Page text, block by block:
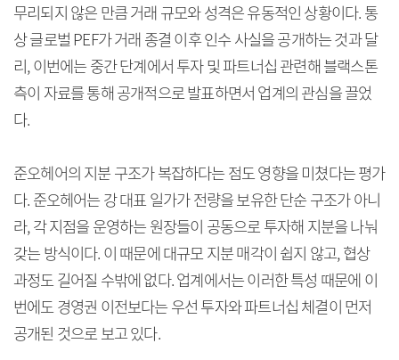
무리되지 않은 만큼 거래 규모와 성격은 유동적인 상황이다. 통
상 글로벌 PEF가 거래 종결 이후 인수 사실을 공개하는 것과 달
리, 이번에는 중간 단계에서 투자 및 파트너십 관련해 블랙스톤
측이 자료를 통해 공개적으로 발표하면서 업계의 관심을 끌었
다.
준오헤어의 지분 구조가 복잡하다는 점도 영향을 미쳤다는 평가
다. 준오헤어는 강 대표 일가가 전량을 보유한 단순 구조가 아니
라, 각 지점을 운영하는 원장들이 공동으로 투자해 지분을 나눠
갖는 방식이다. 이 때문에 대규모 지분 매각이 쉽지 않고, 협상
과정도 길어질 수밖에 없다. 업계에서는 이러한 특성 때문에 이
번에도 경영권 이전보다는 우선 투자와 파트너십 체결이 먼저
공개된 것으로 보고 있다.